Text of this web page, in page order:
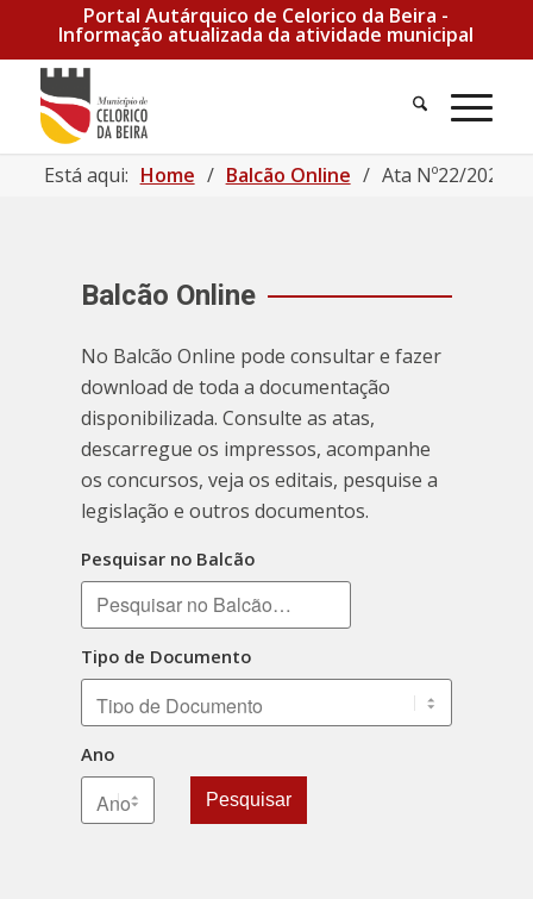
Portal Autárquico de Celorico da Beira -
Informação atualizada da atividade municipal
Está aqui: Home / Balcão Online / Ata Nº22/2021 |
Balcão Online
No Balcão Online pode consultar e fazer
download de toda a documentação
disponibilizada. Consulte as atas,
descarregue os impressos, acompanhe
os concursos, veja os editais, pesquise a
legislação e outros documentos.
Pesquisar no Balcão
Tipo de Documento
Ano
Pesquisar